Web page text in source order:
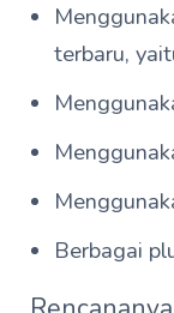
terbaru,
Berbagai